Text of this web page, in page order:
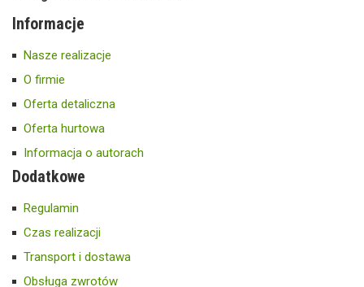
Informacje
Nasze realizacje
O firmie
Oferta detaliczna
Oferta hurtowa
Informacja o autorach
Dodatkowe
Regulamin
Czas realizacji
Transport i dostawa
Obsługa zwrotów